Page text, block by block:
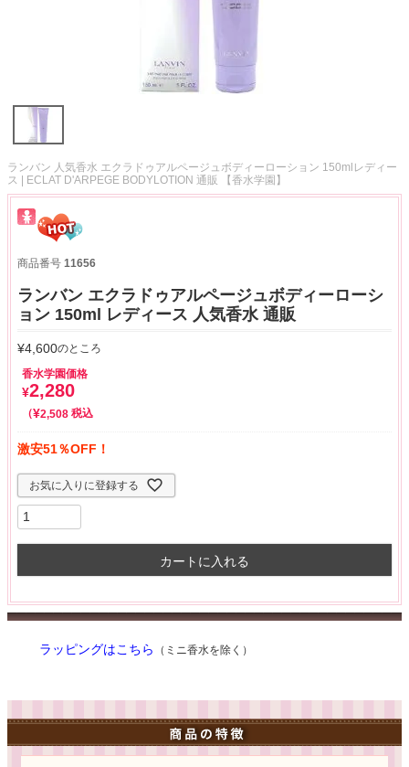
ランバン 人気香水 エクラドゥアルページュボディーローション 150mlレディー
ス | ECLAT D'ARPEGE BODYLOTION 通販 【香水学園】
商品番号 11656
ランバン エクラドゥアルページュボディーローシ
ョン 150ml レディース 人気香水 通販
¥4,600のところ
香水学園価格
¥2,280
¥2,508 税込
激安51％OFF！
お気に入りに登録する
カートに入れる
ラッピングはこちら （ミニ香水を除く）